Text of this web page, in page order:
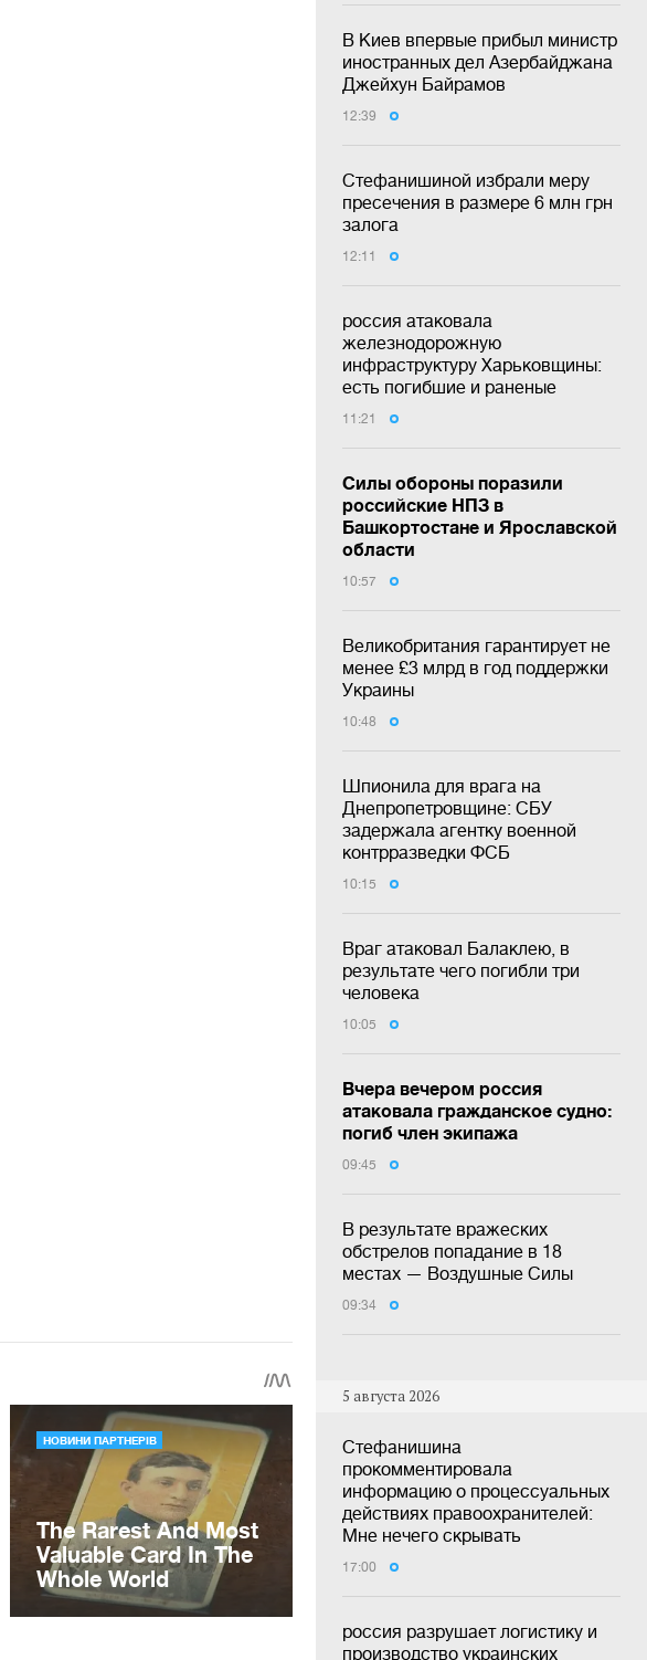
В Киев впервые прибыл министр
иностранных дел Азербайджана
Джейхун Байрамов
12:39
Стефанишиной избрали меру
пресечения в размере 6 млн грн
залога
12:11
россия атаковала
железнодорожную
инфраструктуру Харьковщины:
есть погибшие и раненые
11:21
Силы обороны поразили
российские НПЗ в
Башкортостане и Ярославской
области
10:57
Великобритания гарантирует не
менее £3 млрд в год поддержки
Украины
10:48
Шпионила для врага на
Днепропетровщине: СБУ
задержала агентку военной
контрразведки ФСБ
10:15
Враг атаковал Балаклею, в
результате чего погибли три
человека
10:05
Вчера вечером россия
атаковала гражданское судно:
погиб член экипажа
09:45
В результате вражеских
обстрелов попадание в 18
местах — Воздушные Силы
09:34
5 августа 2026
Стефанишина
прокомментировала
информацию о процессуальных
действиях правоохранителей:
Мне нечего скрывать
17:00
россия разрушает логистику и
производство украинских